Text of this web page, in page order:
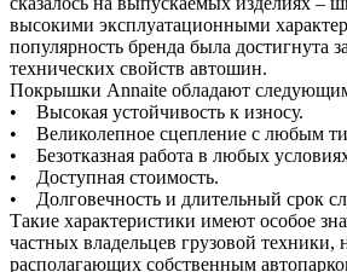
высокими эксплуатационными
популярность бренда была достигнута
технических свойств автошин.
Покрышки Annaite обладают
• Высокая устойчивость к износу.
• Великолепное сцепление с любым
• Безотказная работа в любых
• Доступная стоимость.
• Долговечность и длительный срок
Такие характеристики имеют особое
частных владельцев грузовой техники,
располагающих собственным